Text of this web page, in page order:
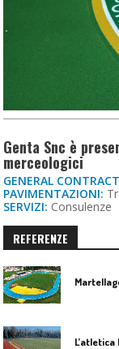
Genta Snc è
merceologici
GENERAL
PAVIMENTAZIONI:
SERVIZI: Consulenze
REFERENZE